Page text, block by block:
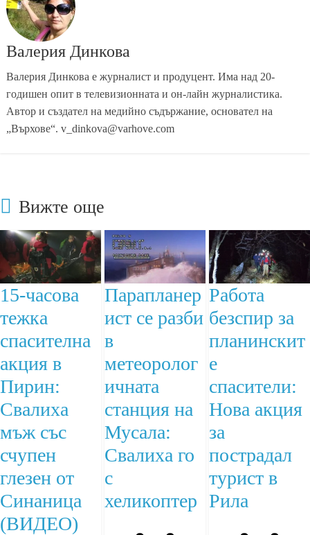
Валерия Динкова
Валерия Динкова е журналист и продуцент. Има над 20-
годишен опит в телевизионната и он-лайн журналистика.
Автор и създател на медийно съдържание, основател на
„Върхове“. v_dinkova@varhove.com
Вижте още
15-часова
тежка
спасителна
акция в
Пирин:
Свалиха
мъж със
счупен
глезен от
Синаница
(ВИДЕО)
Парапланер
ист се разби
в
метеоролог
ичната
станция на
Мусала:
Свалиха го
с
хеликоптер
Работа
безспир за
планинскит
е
спасители:
Нова акция
за
пострадал
турист в
Рила